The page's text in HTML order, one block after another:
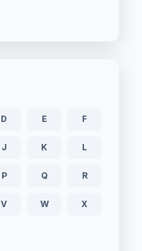
D E F
J K L
P Q R
V W X